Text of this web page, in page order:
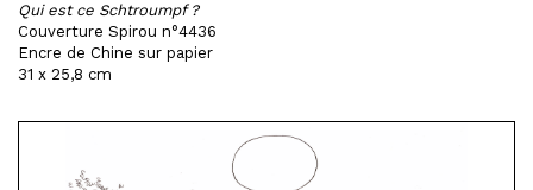
Qui est ce Schtroumpf ?
Couverture Spirou n°4436
Encre de Chine sur papier
31 x 25,8 cm